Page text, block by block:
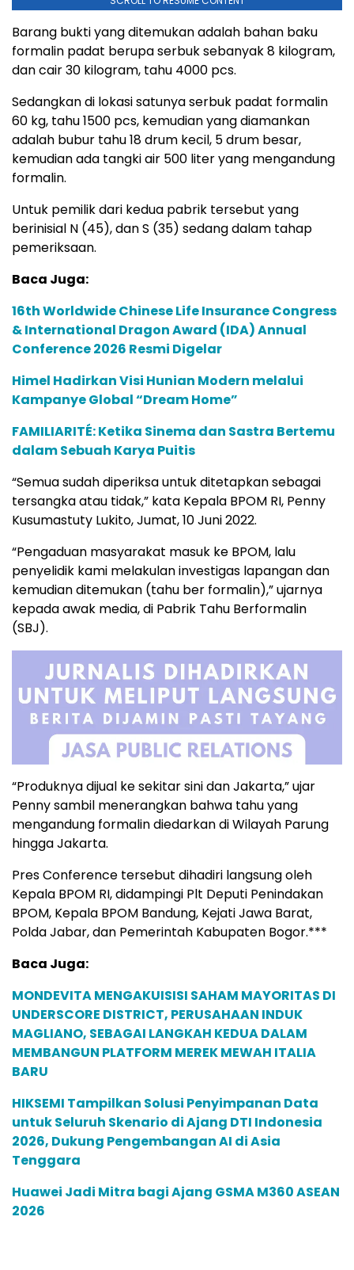
Barang bukti yang ditemukan adalah bahan baku
formalin padat berupa serbuk sebanyak 8 kilogram,
dan cair 30 kilogram, tahu 4000 pcs.
Sedangkan di lokasi satunya serbuk padat formalin
60 kg, tahu 1500 pcs, kemudian yang diamankan
adalah bubur tahu 18 drum kecil, 5 drum besar,
kemudian ada tangki air 500 liter yang mengandung
formalin.
Untuk pemilik dari kedua pabrik tersebut yang
berinisial N (45), dan S (35) sedang dalam tahap
pemeriksaan.
Baca Juga:
16th Worldwide Chinese Life Insurance Congress
& International Dragon Award (IDA) Annual
Conference 2026 Resmi Digelar
Himel Hadirkan Visi Hunian Modern melalui
Kampanye Global “Dream Home”
FAMILIARITÉ: Ketika Sinema dan Sastra Bertemu
dalam Sebuah Karya Puitis
“Semua sudah diperiksa untuk ditetapkan sebagai
tersangka atau tidak,” kata Kepala BPOM RI, Penny
Kusumastuty Lukito, Jumat, 10 Juni 2022.
“Pengaduan masyarakat masuk ke BPOM, lalu
penyelidik kami melakulan investigas lapangan dan
kemudian ditemukan (tahu ber formalin),” ujarnya
kepada awak media, di Pabrik Tahu Berformalin
(SBJ).
“Produknya dijual ke sekitar sini dan Jakarta,” ujar
Penny sambil menerangkan bahwa tahu yang
mengandung formalin diedarkan di Wilayah Parung
hingga Jakarta.
Pres Conference tersebut dihadiri langsung oleh
Kepala BPOM RI, didampingi Plt Deputi Penindakan
BPOM, Kepala BPOM Bandung, Kejati Jawa Barat,
Polda Jabar, dan Pemerintah Kabupaten Bogor.***
Baca Juga:
MONDEVITA MENGAKUISISI SAHAM MAYORITAS DI
UNDERSCORE DISTRICT, PERUSAHAAN INDUK
MAGLIANO, SEBAGAI LANGKAH KEDUA DALAM
MEMBANGUN PLATFORM MEREK MEWAH ITALIA
BARU
HIKSEMI Tampilkan Solusi Penyimpanan Data
untuk Seluruh Skenario di Ajang DTI Indonesia
2026, Dukung Pengembangan AI di Asia
Tenggara
Huawei Jadi Mitra bagi Ajang GSMA M360 ASEAN
2026